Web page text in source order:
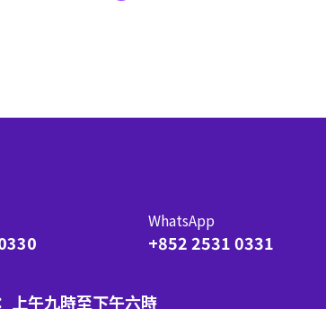
WhatsApp
+852 2531 0331
上午九時至下午六時